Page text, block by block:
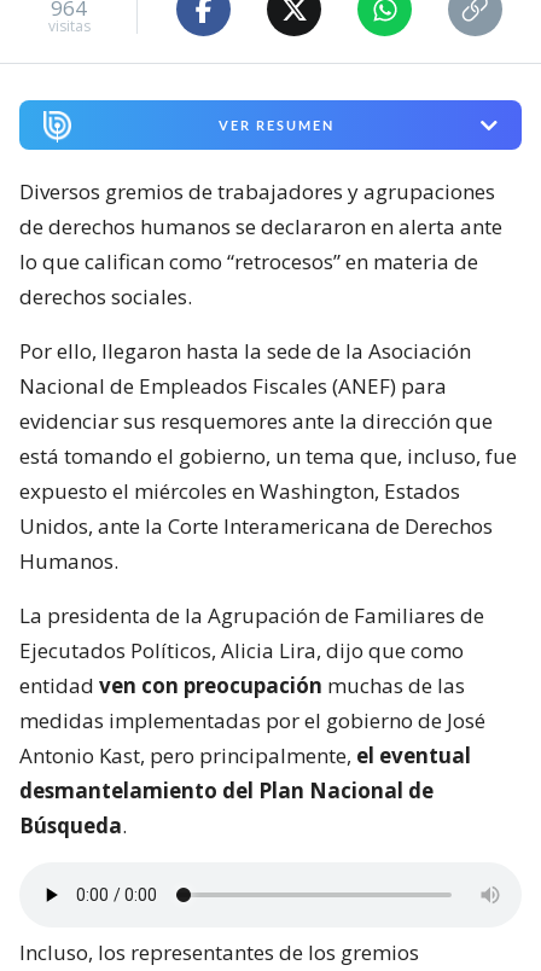
964
visitas
VER RESUMEN
Diversos gremios de trabajadores y agrupaciones
de derechos humanos se declararon en alerta ante
lo que califican como “retrocesos” en materia de
derechos sociales.
Por ello, llegaron hasta la sede de la Asociación
Nacional de Empleados Fiscales (ANEF) para
evidenciar sus resquemores ante la dirección que
está tomando el gobierno, un tema que, incluso, fue
expuesto el miércoles en Washington, Estados
Unidos, ante la Corte Interamericana de Derechos
Humanos.
La presidenta de la Agrupación de Familiares de
Ejecutados Políticos, Alicia Lira, dijo que como
entidad ven con preocupación muchas de las
medidas implementadas por el gobierno de José
Antonio Kast, pero principalmente, el eventual
desmantelamiento del Plan Nacional de
Búsqueda.
Incluso, los representantes de los gremios